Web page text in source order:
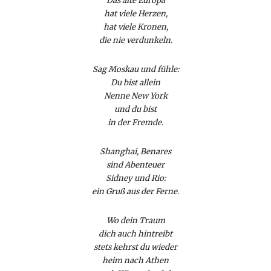
hat viele Herzen,
hat viele Kronen,
die nie verdunkeln.
Sag Moskau und fühle:
Du bist allein
Nenne New York
und du bist
in der Fremde.
Shanghai, Benares
sind Abenteuer
Sidney und Rio:
ein Gruß aus der Ferne.
Wo dein Traum
dich auch hintreibt
stets kehrst du wieder
heim nach Athen